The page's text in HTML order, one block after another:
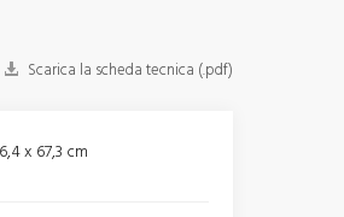
Scarica la scheda tecnica (.pdf)
x 67,3 cm